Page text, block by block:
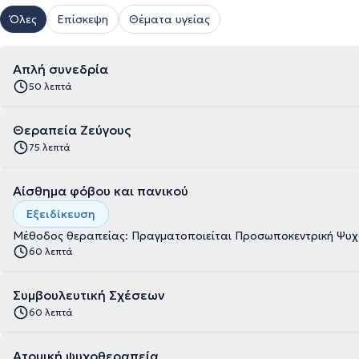
Όλες Επίσκεψη Θέματα υγείας
Απλή συνεδρία
50 λεπτά
Θεραπεία Ζεύγους
75 λεπτά
Αίσθημα φόβου και πανικού
Εξειδίκευση
Μέθοδος θεραπείας: Πραγματοποιείται Προσωποκεντρική
60 λεπτά
Συμβουλευτική Σχέσεων
60 λεπτά
Ατομική ψυχοθεραπεία